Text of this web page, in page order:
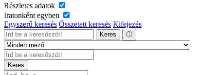
Részletes adatok
Iratonként egyben
Egyszerű keresés Összetett keresés Kifejezés
Keres ⓘ
Keres